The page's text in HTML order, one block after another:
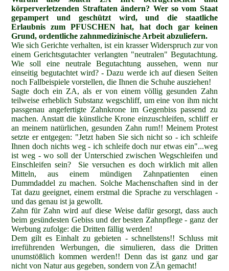
körperverletzenden Straftaten ändern? Wer so vom Staat
gepampert und geschützt wird, und die staatliche
Erlaubnis zum PFUSCHEN hat, hat doch gar keinen
Grund, ordentliche zahnmedizinische Arbeit abzuliefern.
Wie sich Gerichte verhalten, ist ein krasser Widerspruch zur von
einem Gerichtsgutachter verlangten "neutralen" Begutachtung.
Wie soll eine neutrale Begutachtung aussehen, wenn nur
einseitig begutachtet wird? - Dazu werde ich auf diesen Seiten
noch Fallbeispiele vorstellen, die Ihnen die Schuhe ausziehen!
Sagte doch ein ZA, als er von einem völlig gesunden Zahn
teilweise erheblich Substanz wegschliff, um eine von ihm nicht
passgenau angefertigte Zahnkrone im Gegenbiss passend zu
machen. Anstatt die künstliche Krone einzuschleifen, schliff er
an meinem natürlichen, gesunden Zahn rum!! Meinem Protest
setzte er entgegen: "Jetzt haben Sie sich nicht so - ich schleife
Ihnen doch nichts weg - ich schleife doch nur etwas ein"...weg
ist weg - wo soll der Unterschied zwischen Wegschleifen und
Einschleifen sein? Sie versuchen es doch wirklich mit allen
Mitteln, aus einem mündigen Zahnpatienten einen
Dummdaddel zu machen. Solche Machenschaften sind in der
Tat dazu geeignet, einem erstmal die Sprache zu verschlagen -
und das genau ist ja gewollt.
Zahn für Zahn wird auf diese Weise dafür gesorgt, dass auch
beim gesündesten Gebiss und der besten Zahnpflege - ganz der
Werbung zufolge: die Dritten fällig werden!
Dem gilt es Einhalt zu gebieten - schnellstens!! Schluss mit
irreführenden Werbungen, die simulieren, dass die Dritten
unumstößlich kommen werden!! Denn das ist ganz und gar
nicht von Natur aus gegeben, sondern von ZÄn gemacht!